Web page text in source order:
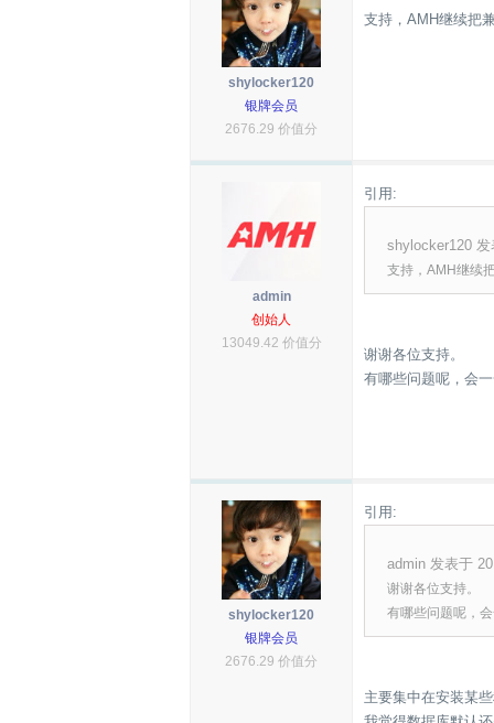
shylocker120
银牌会员
2676.29 价值分
支持，AMH继续把
admin
创始人
13049.42 价值分
引用:
shylocker120
支持，AMH继续
谢谢各位支持。
有哪些问题呢，会
shylocker120
银牌会员
2676.29 价值分
引用:
admin 发表于
谢谢各位支持。
有哪些问题呢，
主要集中在安装某